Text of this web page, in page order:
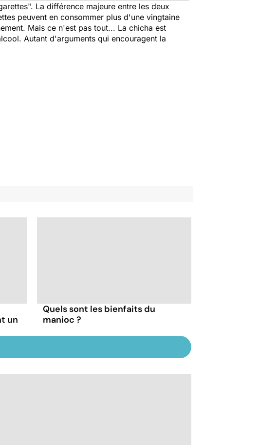
La différence majeure entre les deux
peuvent en consommer plus d'une vingtaine
Mais ce n'est pas tout... La chicha est
Autant d'arguments qui encouragent la
un
Quels sont les bienfaits du
manioc ?